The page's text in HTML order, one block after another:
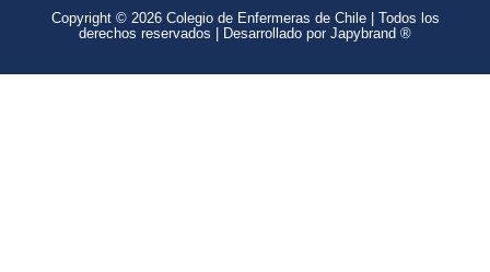
Copyright © 2026 Colegio de Enfermeras de Chile | Todos los
derechos reservados | Desarrollado por Japybrand ®